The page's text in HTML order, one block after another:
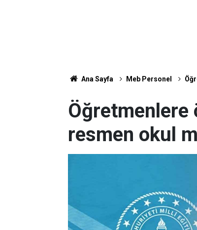
Ana Sayfa Meb Personel
Öğretmenlere
resmen okul